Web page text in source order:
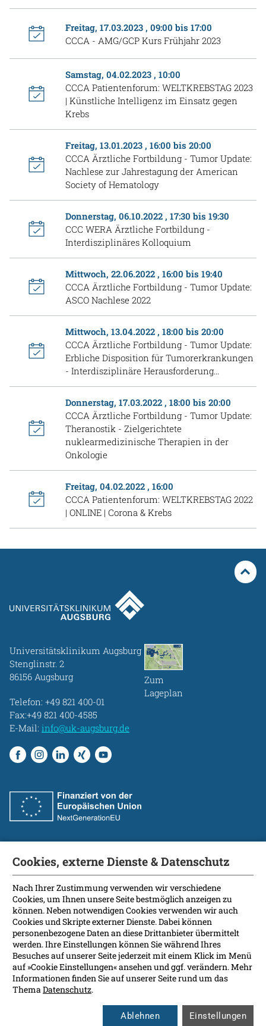
Freitag, 17.03.2023 , 09:00 bis 17:00
CCCA - AMG/GCP Kurs Frühjahr 2023
Samstag, 04.02.2023 , 10:00
CCCA Patientenforum: WELTKREBSTAG 2023
| Künstliche Intelligenz im Einsatz gegen
Krebs
Freitag, 13.01.2023 , 16:00 bis 20:00
CCCA Ärztliche Fortbildung - Tumor Update:
Nachlese zur Jahrestagung der American
Society of Hematology
Donnerstag, 06.10.2022 , 17:30 bis 19:30
CCC WERA Ärztliche Fortbildung -
Interdisziplinäres Kolloquium
Mittwoch, 22.06.2022 , 16:00 bis 19:40
CCCA Ärztliche Fortbildung - Tumor Update:
ASCO Nachlese 2022
Mittwoch, 13.04.2022 , 18:00 bis 20:00
CCCA Ärztliche Fortbildung - Tumor Update:
Erbliche Disposition für Tumorerkrankungen
- Interdisziplinäre Herausforderung...
Donnerstag, 17.03.2022 , 18:00 bis 20:00
CCCA Ärztliche Fortbildung - Tumor Update:
Theranostik - Zielgerichtete
nuklearmedizinische Therapien in der
Onkologie
Freitag, 04.02.2022 , 16:00
CCCA Patientenforum: WELTKREBSTAG 2022
| ONLINE | Corona & Krebs
Universitätsklinikum Augsburg
Stenglinstr. 2
86156 Augsburg
Telefon: +49 821 400-01
Fax:+49 821 400-4585
E-Mail: info@uk-augsburg.de
Zum
Lageplan
Fakultät
International Patients
Kontakt
Presse
Soziale Medien
Barrierefreiheit
Datenschutz
Impressum
Cookies, externe Dienste & Datenschutz
Nach Ihrer Zustimmung verwenden wir verschiedene
Cookies, um Ihnen unsere Seite bestmöglich anzeigen zu
können. Neben notwendigen Cookies verwenden wir auch
Cookies und Skripte externer Dienste. Dabei können
personenbezogene Daten an diese Drittanbieter übermittelt
werden. Ihre Einstellungen können Sie während Ihres
Besuches auf unserer Seite jederzeit mit einem Klick im Menü
auf »Cookie Einstellungen« ansehen und ggf. verändern. Mehr
Informationen finden Sie auf unserer Seite rund um das
ThemaDatenschutz.
Ablehnen Einstellungen